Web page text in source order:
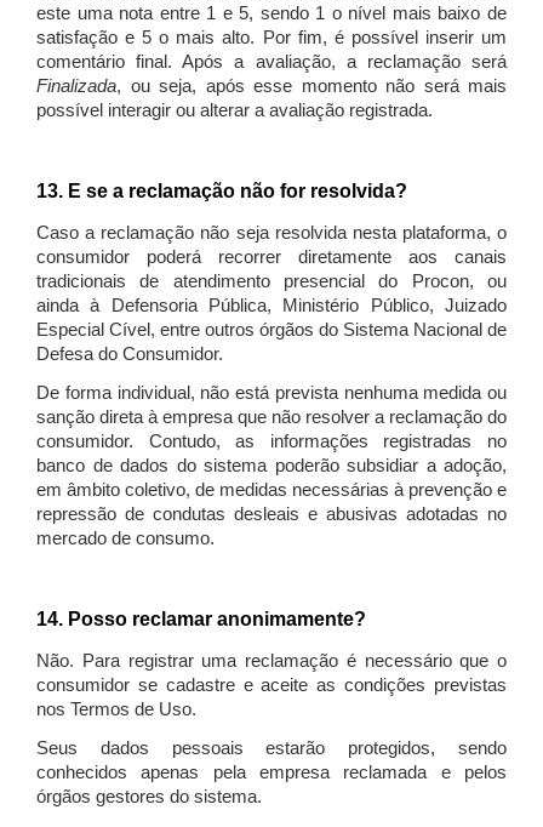
este uma nota entre 1 e 5, sendo 1 o nível mais baixo de
satisfação e 5 o mais alto. Por fim, é possível inserir um
comentário final. Após a avaliação, a reclamação será
Finalizada, ou seja, após esse momento não será mais
possível interagir ou alterar a avaliação registrada.
13. E se a reclamação não for resolvida?
Caso a reclamação não seja resolvida nesta plataforma, o
consumidor poderá recorrer diretamente aos canais
tradicionais de atendimento presencial do Procon, ou
ainda à Defensoria Pública, Ministério Público, Juizado
Especial Cível, entre outros órgãos do Sistema Nacional de
Defesa do Consumidor.
De forma individual, não está prevista nenhuma medida ou
sanção direta à empresa que não resolver a reclamação do
consumidor. Contudo, as informações registradas no
banco de dados do sistema poderão subsidiar a adoção,
em âmbito coletivo, de medidas necessárias à prevenção e
repressão de condutas desleais e abusivas adotadas no
mercado de consumo.
14. Posso reclamar anonimamente?
Não. Para registrar uma reclamação é necessário que o
consumidor se cadastre e aceite as condições previstas
nos Termos de Uso.
Seus dados pessoais estarão protegidos, sendo
conhecidos apenas pela empresa reclamada e pelos
órgãos gestores do sistema.